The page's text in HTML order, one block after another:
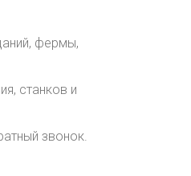
фермы,
станков и
звонок.